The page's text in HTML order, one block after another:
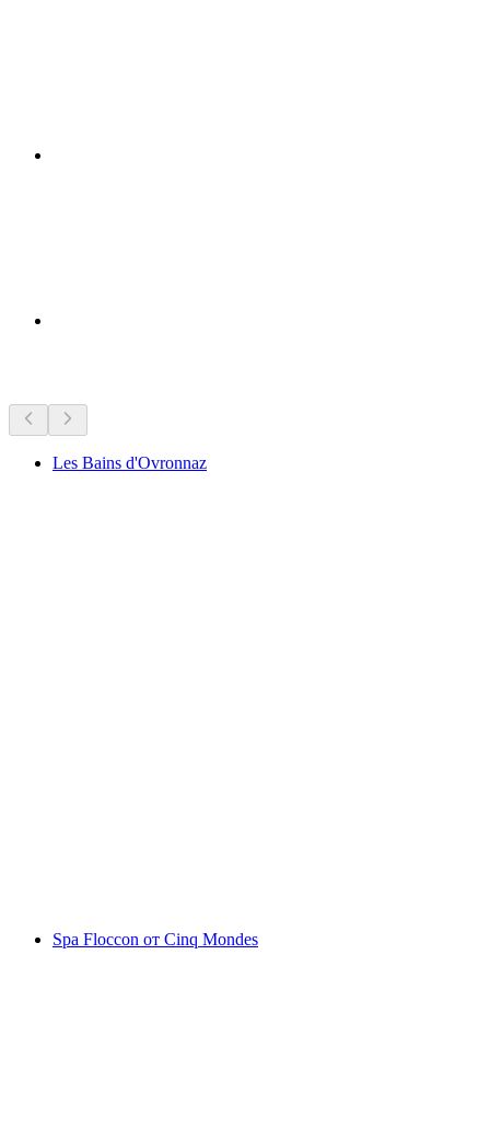
Les Bains d'Ovronnaz
Spa Floccon от Cinq Mondes